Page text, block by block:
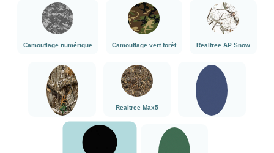
Camouflage numérique
###Camouflage numérique###LensCoat
Camouflage vert forêt
###Camouflage vert forêt###LensCoat
Realtree AP Snow
###Realtree AP
Realtree Edge
###Realtree Edge###LensCoat
Realtree Max5
###Realtree Max5###LensCoatBleu marine
vert